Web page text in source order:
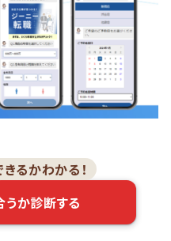
るかわかる！
うか診断する